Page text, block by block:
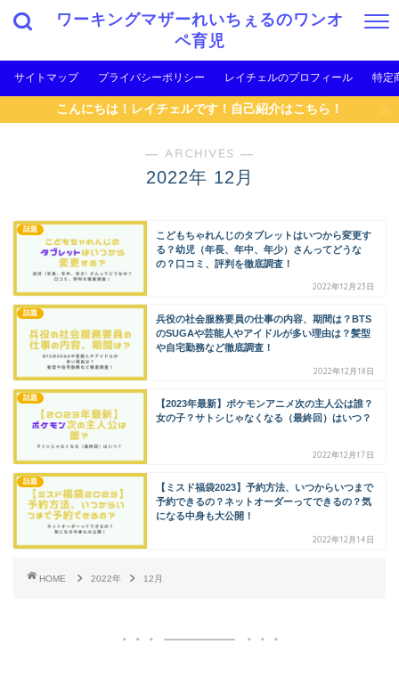
ワーキングマザーれいちぇるのワンオ
ペ育児
サイトマップ プライバシーポリシー レイチェルのプロフィール 特定
こんにちは！レイチェルです！自己紹介はこちら！
― ARCHIVES ―
2022年 12月
話題
こどもちゃれんじのタブレットはいつから変更す
る？幼児（年長、年中、年少）さんってどうな
の？口コミ、評判を徹底調査！
2022年12月23日
話題
兵役の社会服務要員の仕事の内容、期間は？BTS
のSUGAや芸能人やアイドルが多い理由は？髪型
や自宅勤務など徹底調査！
2022年12月18日
話題
【2023年最新】ポケモンアニメ次の主人公は誰？
女の子？サトシじゃなくなる（最終回）はいつ？
2022年12月17日
話題
【ミスド福袋2023】予約方法、いつからいつまで
予約できるの？ネットオーダーってできるの？気
になる中身も大公開！
2022年12月14日
HOME 2022年 12月